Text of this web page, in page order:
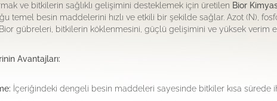
ve bitkilerin sağlıklı gelişimini desteklemek için üretilen Bior
temel besin maddelerini hızlı ve etkili bir şekilde sağlar. Azot (N),
gübreleri, bitkilerin köklenmesini, güçlü gelişimini ve yüksek verim
Avantajları:
İçeriğindeki dengeli besin maddeleri sayesinde bitkiler kısa sürede